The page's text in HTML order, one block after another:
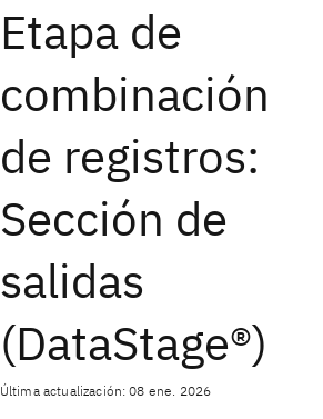
Etapa de
combinación
de registros:
Sección de
salidas
(DataStage®)
Última actualización: 08 ene. 2026